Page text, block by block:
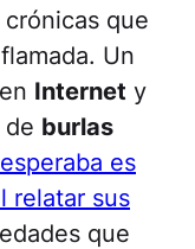
crónicas que
Un
Internet y
de burlas
es
relatar sus
que